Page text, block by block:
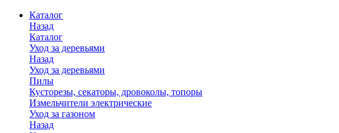
Каталог
Назад
Каталог
Уход за деревьями
Назад
Уход за деревьями
Пилы
Кусторезы, секаторы, дровоколы, топоры
Измельчители электрические
Уход за газоном
Назад